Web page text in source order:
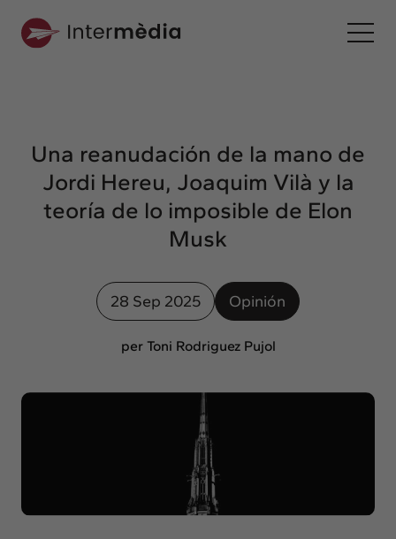
Interconexión
Nuestros servicios
Intermèdia
Confidencial
Interrelación
Insights
Una reanudación de la mano de
Jordi Hereu, Joaquim Vilà y la
teoría de lo imposible de Elon
Musk
28 Sep 2025 Opinión
per Toni Rodriguez Pujol